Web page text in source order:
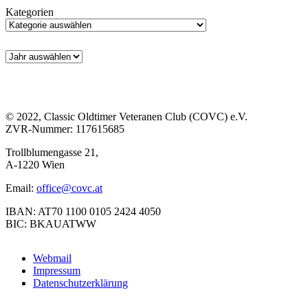
Kategorien
© 2022, Classic Oldtimer Veteranen Club (COVC) e.V.
ZVR-Nummer: 117615685
Trollblumengasse 21,
A-1220 Wien
Email: office@covc.at
IBAN: AT70 1100 0105 2424 4050
BIC: BKAUATWW
Webmail
Impressum
Datenschutzerklärung